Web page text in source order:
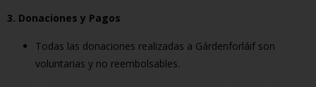
3. Donaciones y Pagos
Todas las donaciones realizadas a Gárdenforláif son
voluntarias y no reembolsables.